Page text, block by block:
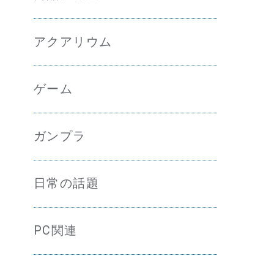
アクアリウム
ゲーム
ガンプラ
日常の話題
PC関連